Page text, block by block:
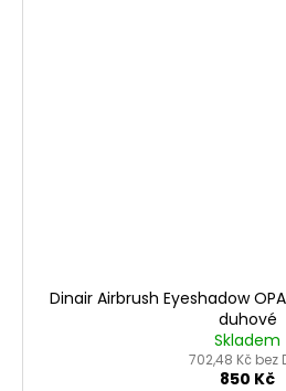
Dinair Airbrush Eyeshadow
duhové
Skladem
702,48 Kč bez
850 Kč